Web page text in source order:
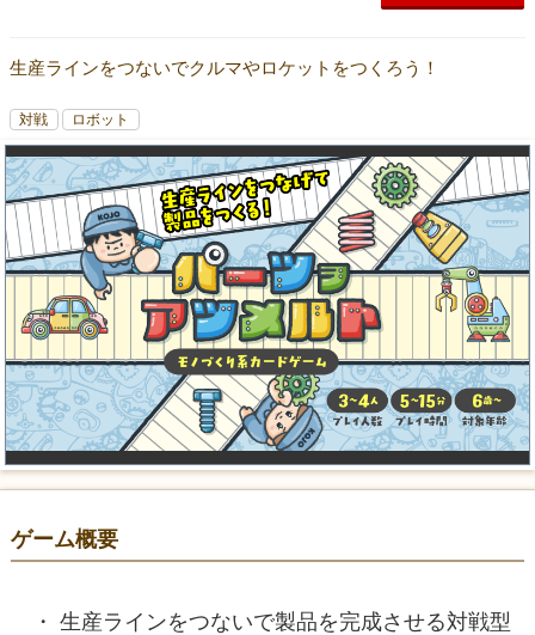
生産ラインをつないでクルマやロケットをつくろう！
対戦 ロボット
ゲーム概要
生産ラインをつないで製品を完成させる対戦型